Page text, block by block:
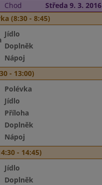
Chod
Středa 9. 3. 2016
(8:30 - 8:45)
Jídlo
Doplněk
Nápoj
- 13:00)
Polévka
Jídlo
Příloha
Doplněk
Nápoj
- 14:45)
Jídlo
Doplněk